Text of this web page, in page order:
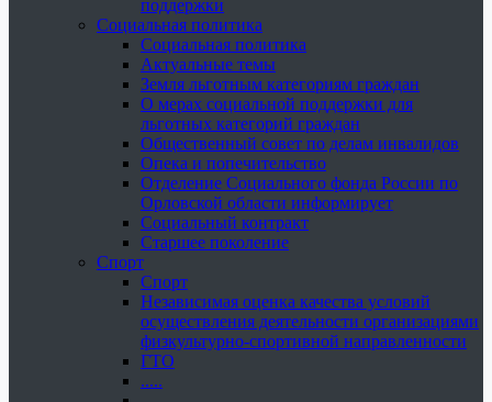
поддержки
Социальная политика
Социальная политика
Актуальные темы
Земля льготным категориям граждан
О мерах социальной поддержки для
льготных категорий граждан
Общественный совет по делам инвалидов
Опека и попечительство
Отделение Социального фонда России по
Орловской области информирует
Социальный контракт
Старшее поколение
Спорт
Спорт
Независимая оценка качества условий
осуществления деятельности организациями
физкультурно-спортивной направленности
ГТО
.....